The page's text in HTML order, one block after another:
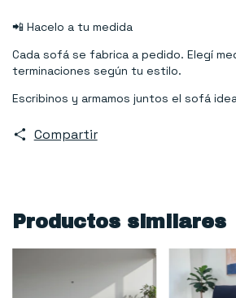
📲 Hacelo a tu medida
Cada sofá se fabrica a pedido. Elegí
terminaciones según tu estilo.
Escribinos y armamos juntos el sofá
Compartir
Productos similares